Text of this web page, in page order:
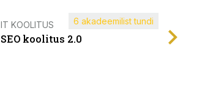
IT KOOLITUS
SEO koolitus 2.0
6 akadeemilist tundi